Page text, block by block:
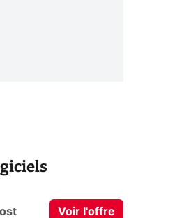
Voir l'offre